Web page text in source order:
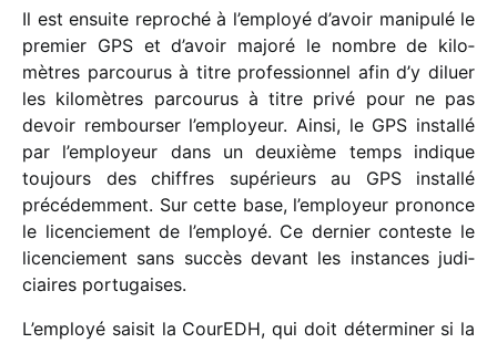
Il est ensuite repro­ché à l’employé d’avoir mani­pulé le
premier GPS et d’avoir majoré le nombre de kilo­
mètres parcou­rus à titre profes­sion­nel afin d’y diluer
les kilo­mètres parcou­rus à titre privé pour ne pas
devoir rembour­ser l’employeur. Ainsi, le GPS installé
par l’employeur dans un deuxième temps indique
toujours des chiffres supé­rieurs au GPS installé
précé­dem­ment. Sur cette base, l’employeur prononce
le licen­cie­ment de l’employé. Ce dernier conteste le
licen­cie­ment sans succès devant les instances judi­
ciaires portugaises.
L’employé saisit la CourEDH, qui doit déter­mi­ner si la